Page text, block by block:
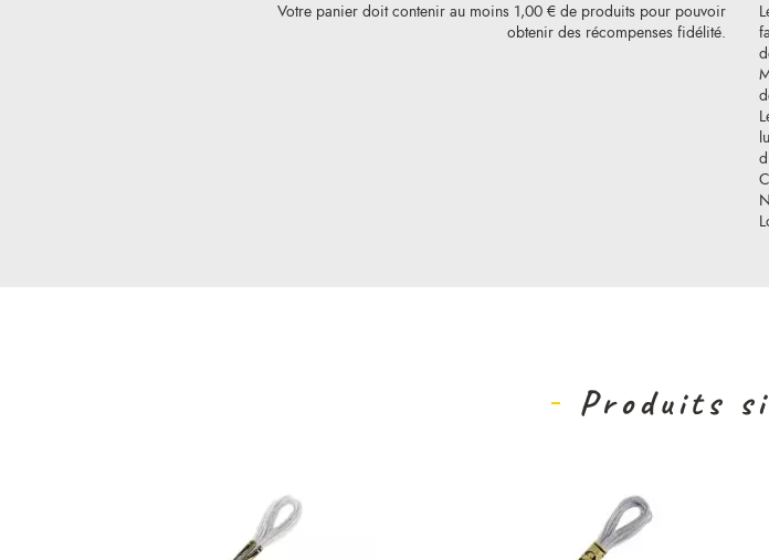
Votre panier doit contenir au moins 1,00 € de produits pour pouvoir
obtenir des récompenses fidélité.
Produits